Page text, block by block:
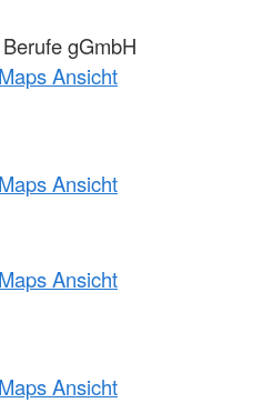
gGmbH
Ansicht
Ansicht
Ansicht
Ansicht